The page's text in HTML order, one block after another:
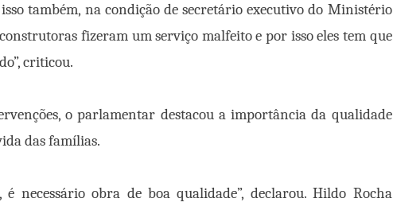
também, na condição de secretário executivo do Ministério
construtoras fizeram um serviço malfeito e por isso eles tem que
criticou.
o parlamentar destacou a importância da qualidade
das famílias.
é necessário obra de boa qualidade”, declarou. Hildo Rocha